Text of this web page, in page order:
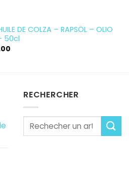
DE COLZA – RAPSÖL – OLIO
50cl
RECHERCHER